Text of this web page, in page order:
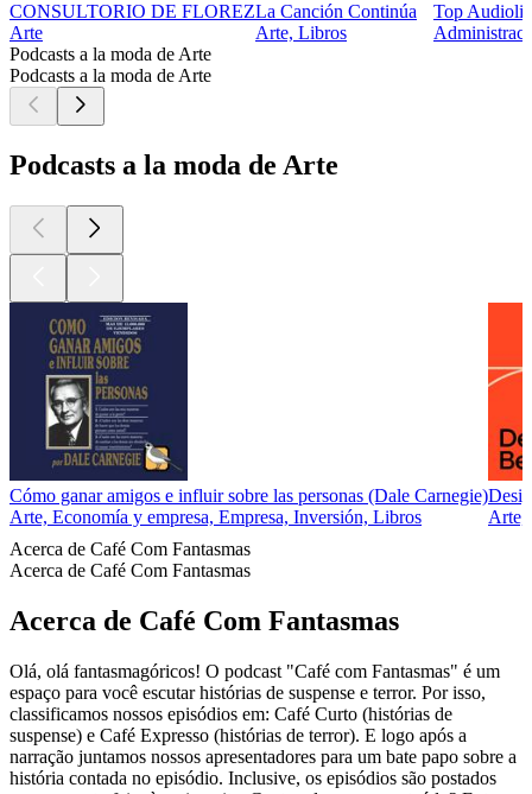
CONSULTORIO DE FLOREZ
Arte
La Canción Continúa
Arte, Libros
Top
Podcasts a la moda de Arte
Podcasts a la moda de Arte
Podcasts a la moda de Arte
Cómo ganar amigos e influir sobre las personas (Dale Carnegie)
Arte, Economía y empresa, Empresa, Inversión, Libros
Arte,
Acerca de Café Com Fantasmas
Acerca de Café Com Fantasmas
Acerca de Café Com Fantasmas
Olá, olá fantasmagóricos! O podcast "Café com Fantasmas" é um
espaço para você escutar histórias de suspense e terror. Por isso,
classificamos nossos episódios em: Café Curto (histórias de
suspense) e Café Expresso (histórias de terror). E logo após a
narração juntamos nossos apresentadores para um bate papo sobre a
história contada no episódio. Inclusive, os episódios são postados